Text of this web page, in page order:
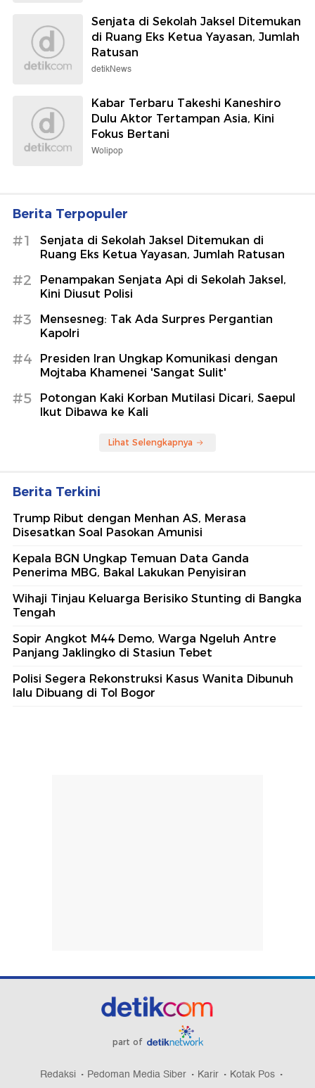
Senjata di Sekolah Jaksel Ditemukan
di Ruang Eks Ketua Yayasan, Jumlah
Ratusan
detikNews
Kabar Terbaru Takeshi Kaneshiro
Dulu Aktor Tertampan Asia, Kini
Fokus Bertani
Wolipop
Berita Terpopuler
#1
Senjata di Sekolah Jaksel Ditemukan di
Ruang Eks Ketua Yayasan, Jumlah Ratusan
#2
Penampakan Senjata Api di Sekolah Jaksel,
Kini Diusut Polisi
#3
Mensesneg: Tak Ada Surpres Pergantian
Kapolri
#4
Presiden Iran Ungkap Komunikasi dengan
Mojtaba Khamenei 'Sangat Sulit'
#5
Potongan Kaki Korban Mutilasi Dicari, Saepul
Ikut Dibawa ke Kali
Lihat Selengkapnya
Berita Terkini
Trump Ribut dengan Menhan AS, Merasa
Disesatkan Soal Pasokan Amunisi
Kepala BGN Ungkap Temuan Data Ganda
Penerima MBG, Bakal Lakukan Penyisiran
Wihaji Tinjau Keluarga Berisiko Stunting di Bangka
Tengah
Sopir Angkot M44 Demo, Warga Ngeluh Antre
Panjang Jaklingko di Stasiun Tebet
Polisi Segera Rekonstruksi Kasus Wanita Dibunuh
lalu Dibuang di Tol Bogor
part of
Redaksi Pedoman Media Siber Karir
Kotak Pos